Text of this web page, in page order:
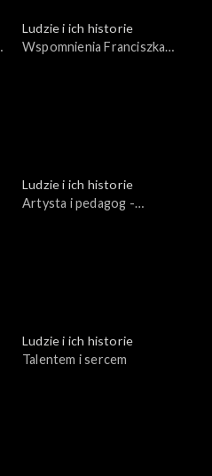
Ludzie i ich historie
Wspomnienia Franciszka
Ludzie i ich historie
Artysta i pedagog -
Ludzie i ich historie
Talentem i sercem